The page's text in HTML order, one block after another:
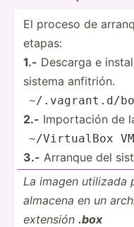
El proceso de
etapas:
1.- Descarga e
sistema anfitrión.
~/.vag­ran­t.d­/
2.- Import­ación de
~/Virt­ualBox
3.- Arranque del
La imagen utilizada
almacena en un
extensión .box